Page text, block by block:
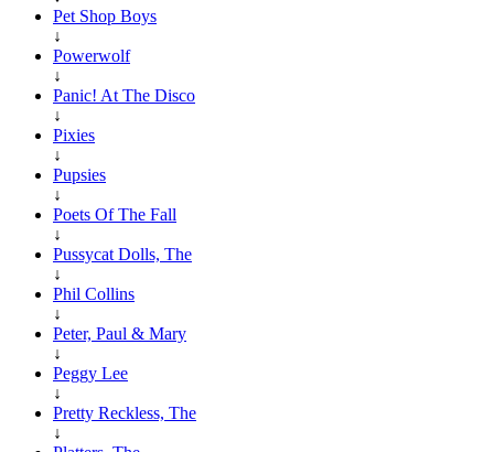
Pet Shop Boys
↓
Powerwolf
↓
Panic! At The Disco
↓
Pixies
↓
Pupsies
↓
Poets Of The Fall
↓
Pussycat Dolls, The
↓
Phil Collins
↓
Peter, Paul & Mary
↓
Peggy Lee
↓
Pretty Reckless, The
↓